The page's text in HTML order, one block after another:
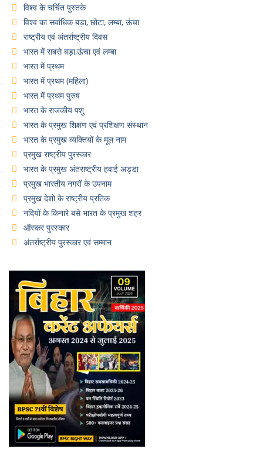
विश्व के चर्चित पुस्तके
विश्व का सर्वाधिक बड़ा, छोटा, लम्बा, ऊंचा
राष्ट्रीय एवं अंतर्राष्ट्रीय दिवस
भारत में सबसे बड़ा,ऊंचा एवं लम्बा
भारत में प्रथम
भारत में प्रथम (महिला)
भारत में प्रथम पुरुष
भारत के राजकीय पशु
भारत के प्रमुख शिक्षण एवं प्रशिक्षण संस्थान
भारत के प्रमुख व्यक्तियों के मूल नाम
प्रमुख राष्ट्रीय पुरस्कार
भारत के प्रमुख अंतराष्ट्रीय हवाई अड्डा
प्रमुख भारतीय नगरों के उपनाम
प्रमुख देशो के राष्ट्रीय प्रतिक
नदियों के किनारे बसे भारत के प्रमुख शहर
ऑस्कर पुरस्कार
अंतर्राष्ट्रीय पुरस्कार एवं सम्मान